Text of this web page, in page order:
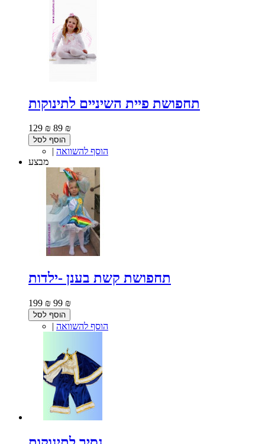
תחפושת פיית השיניים לתינוקות
129 ₪ 89 ₪
הוסף לסל
| הוסף להשוואה
מבצע
תחפושת קשת בענן -ילדות
199 ₪ 99 ₪
הוסף לסל
| הוסף להשוואה